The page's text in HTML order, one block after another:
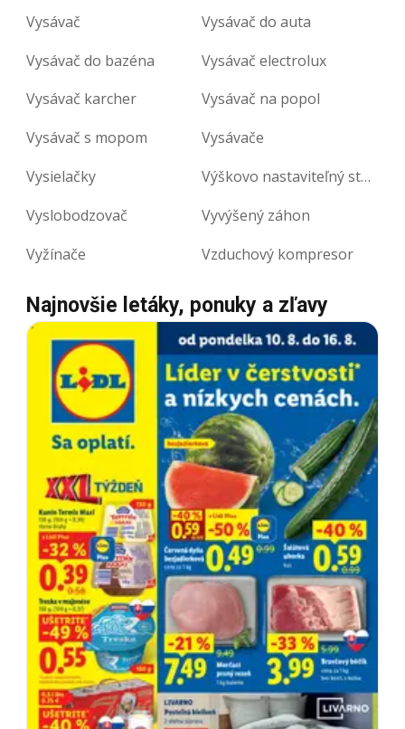
Vysávač
Vysávač do auta
Vysávač do bazéna
Vysávač electrolux
Vysávač karcher
Vysávač na popol
Vysávač s mopom
Vysávače
Vysielačky
Výškovo nastaviteľný stôl
Vyslobodzovač
Vyvýšený záhon
Vyžínače
Vzduchový kompresor
Najnovšie letáky, ponuky a zľavy